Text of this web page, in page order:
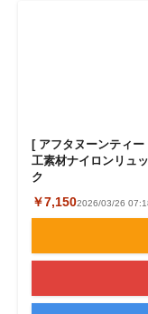
企業向けIT製品の総
IT製品の技術・比較
モノづくり技術者専
エレクトロニクス専
エネルギーの専門メ
[ アフタヌーンティ
工素材ナイロンリュ
ク
￥7,1502026/03/26